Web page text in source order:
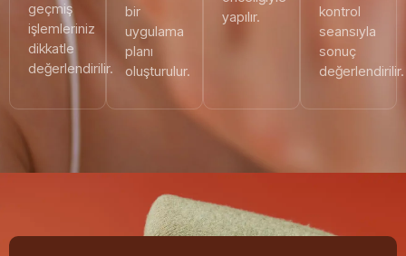
geçmiş
işlemleriniz
dikkatle
değerlendirilir.
bir
uygulama
planı
oluşturulur.
yapılır.
kontrol
seansıyla
sonuç
değerlendirilir.